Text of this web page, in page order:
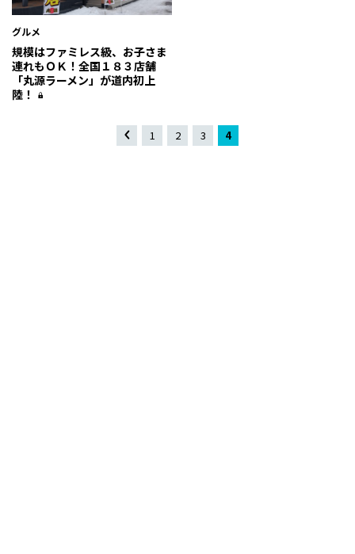
グルメ
規模はファミレス級、お子さま
連れもＯＫ！全国１８３店舗
「丸源ラーメン」が道内初上
陸！
« 1 2 3 4